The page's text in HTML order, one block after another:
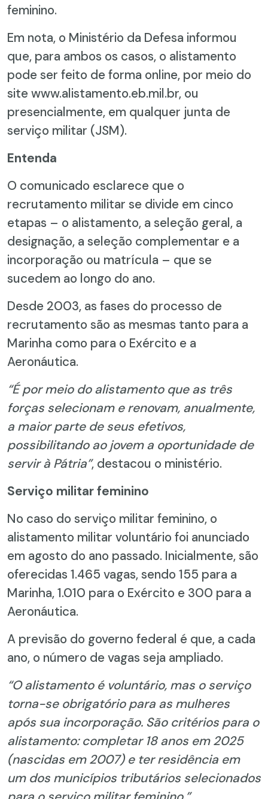
feminino.
Em nota, o Ministério da Defesa informou
que, para ambos os casos, o alistamento
pode ser feito de forma online, por meio do
site www.alistamento.eb.mil.br, ou
presencialmente, em qualquer junta de
serviço militar (JSM).
Entenda
O comunicado esclarece que o
recrutamento militar se divide em cinco
etapas – o alistamento, a seleção geral, a
designação, a seleção complementar e a
incorporação ou matrícula – que se
sucedem ao longo do ano.
Desde 2003, as fases do processo de
recrutamento são as mesmas tanto para a
Marinha como para o Exército e a
Aeronáutica.
“É por meio do alistamento que as três
forças selecionam e renovam, anualmente,
a maior parte de seus efetivos,
possibilitando ao jovem a oportunidade de
servir à Pátria”, destacou o ministério.
Serviço militar feminino
No caso do serviço militar feminino, o
alistamento militar voluntário foi anunciado
em agosto do ano passado. Inicialmente, são
oferecidas 1.465 vagas, sendo 155 para a
Marinha, 1.010 para o Exército e 300 para a
Aeronáutica.
A previsão do governo federal é que, a cada
ano, o número de vagas seja ampliado.
“O alistamento é voluntário, mas o serviço
torna-se obrigatório para as mulheres
após sua incorporação. São critérios para o
alistamento: completar 18 anos em 2025
(nascidas em 2007) e ter residência em
um dos municípios tributários selecionados